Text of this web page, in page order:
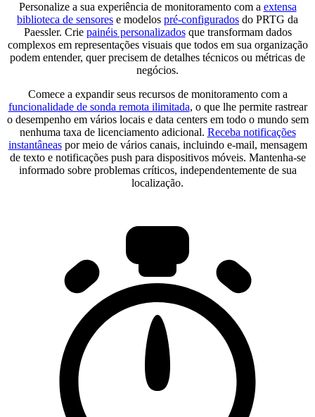
Personalize a sua experiência de monitoramento com a extensa
biblioteca de sensores e modelos pré-configurados do PRTG da
Paessler. Crie painéis personalizadosque transformam dados
complexos em representações visuais que todos em sua organização
podem entender, quer precisem de detalhes técnicos ou métricas de
negócios.
Comece a expandir seus recursos de monitoramento com a
funcionalidade de sonda remota ilimitada, o que lhe permite rastrear
o desempenho em vários locais e data centers em todo o mundo sem
nenhuma taxa de licenciamento adicional. Receba notificações
instantâneaspor meio de vários canais, incluindo e-mail, mensagem
de texto e notificações push para dispositivos móveis. Mantenha-se
informado sobre problemas críticos, independentemente de sua
localização.